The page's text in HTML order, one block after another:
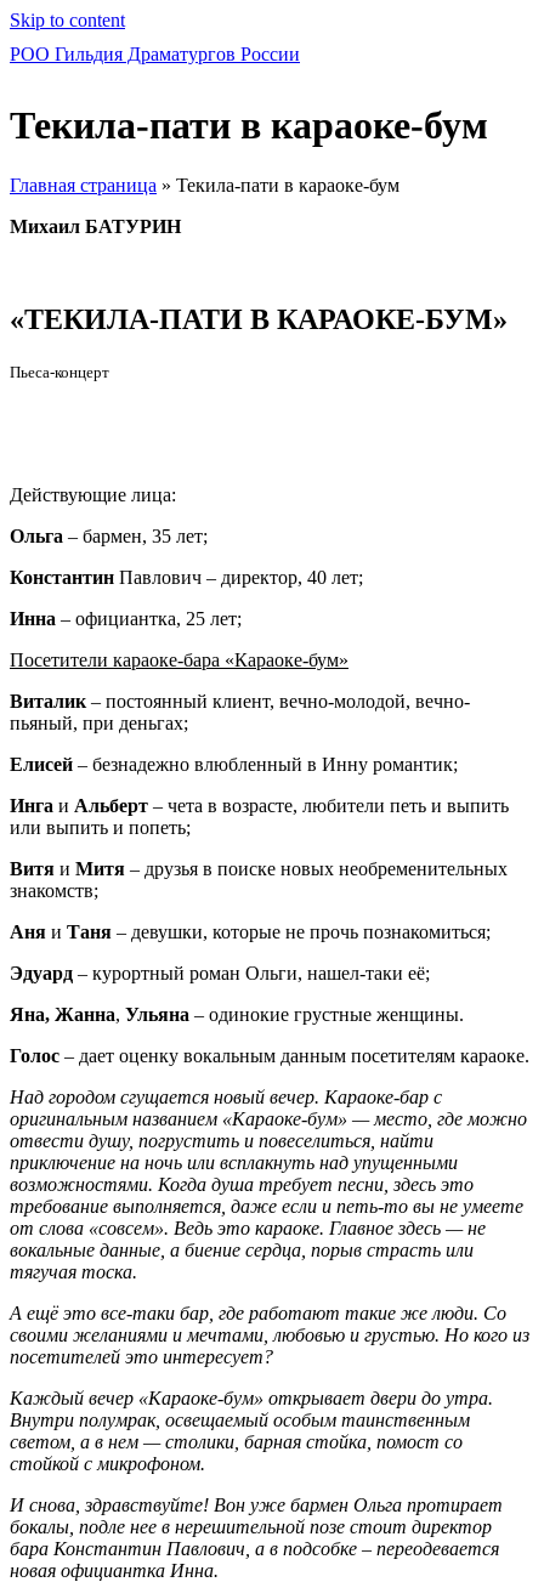
Skip to content
РОО Гильдия Драматургов России
Текила-пати в караоке-бум
Главная страница » Текила-пати в караоке-бум
Михаил БАТУРИН
«ТЕКИЛА-ПАТИ В КАРАОКЕ-БУМ»
Пьеса-концерт
Действующие лица:
Ольга – бармен, 35 лет;
Константин Павлович – директор, 40 лет;
Инна – официантка, 25 лет;
Посетители караоке-бара «Караоке-бум»
Виталик – постоянный клиент, вечно-молодой, вечно-
пьяный, при деньгах;
Елисей – безнадежно влюбленный в Инну романтик;
Инга и Альберт – чета в возрасте, любители петь и выпить
или выпить и попеть;
Витя и Митя – друзья в поиске новых необременительных
знакомств;
Аня и Таня – девушки, которые не прочь познакомиться;
Эдуард – курортный роман Ольги, нашел-таки её;
Яна, Жанна, Ульяна – одинокие грустные женщины.
Голос – дает оценку вокальным данным посетителям караоке.
Над городом сгущается новый вечер. Караоке-бар с
оригинальным названием «Караоке-бум» — место, где можно
отвести душу, погрустить и повеселиться, найти
приключение на ночь или всплакнуть над упущенными
возможностями. Когда душа требует песни, здесь это
требование выполняется, даже если и петь-то вы не умеете
от слова «совсем». Ведь это караоке. Главное здесь — не
вокальные данные, а биение сердца, порыв страсть или
тягучая тоска.
А ещё это все-таки бар, где работают такие же люди. Со
своими желаниями и мечтами, любовью и грустью. Но кого из
посетителей это интересует?
Каждый вечер «Караоке-бум» открывает двери до утра.
Внутри полумрак, освещаемый особым таинственным
светом, а в нем — столики, барная стойка, помост со
стойкой с микрофоном.
И снова, здравствуйте! Вон уже бармен Ольга протирает
бокалы, подле нее в нерешительной позе стоит директор
бара Константин Павлович, а в подсобке – переодевается
новая официантка Инна.